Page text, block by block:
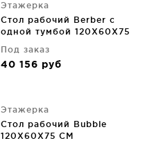
Этажерка
Стол рабочий Berber с
одной тумбой 120X60X75
Под заказ
40 156 руб
Этажерка
Стол рабочий Bubble
120X60X75 CM